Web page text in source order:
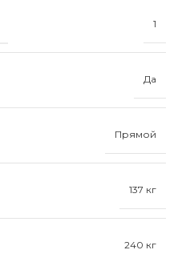
1
Да
Прямой
137 кг
240 кг